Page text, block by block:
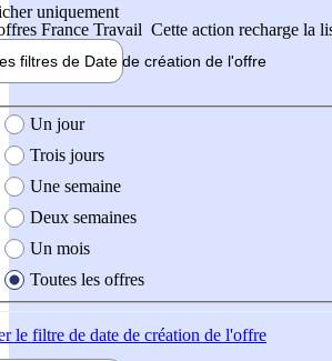
uniquement
France Travail Cette action recharge la
filtres de Date de création de l'offre
création de l'offre
Un jour
Trois jours
Une semaine
Deux semaines
Un mois
Toutes les offres
le filtre de date de création de l'offre